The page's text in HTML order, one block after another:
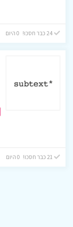
24 כבר חסכו! 0 היום
21 כבר חסכו! 0 היום